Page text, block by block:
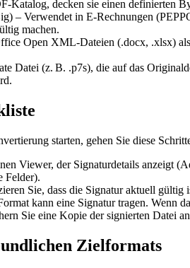
decken sie einen definierten
– Verwendet in E‑Rechnungen
machen.
Open XML‑Dateien (.docx, .xlsx) als
Datei (z. B. .p7s), die auf das
starten, gehen Sie diese
Viewer, der Signaturdetails anzeigt
Felder).
Sie, dass die Signatur aktuell
kann eine Signatur tragen. Wenn
Sie eine Kopie der signierten Datei
Zielformats